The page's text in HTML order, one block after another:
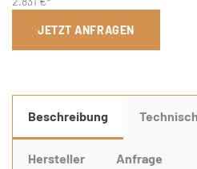
JETZT ANFRAGEN
Beschreibung
Hersteller Anfrage